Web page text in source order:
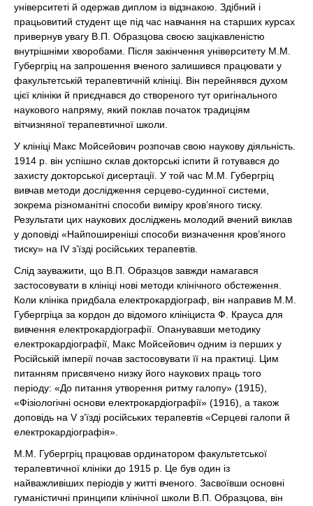
університеті й одержав диплом із відзнакою. Здібний і
працьовитий студент ще під час навчання на старших курсах
привернув увагу В.П. Образцова своєю зацікавленістю
внутрішніми хворобами. Після закінчення університету М.М.
Губергріц на запрошення вченого залишився працювати у
факультетській терапевтичній клініці. Він перейнявся духом
цієї клініки й приєднався до створеного тут оригінального
наукового напряму, який поклав початок традиціям
вітчизняної терапевтичної школи.
У клініці Макс Мойсейович розпочав свою наукову діяльність.
1914 р. він успішно склав докторські іспити й готувався до
захисту докторської дисертації. У той час М.М. Губергріц
вивчав методи дослідження серцево-судинної системи,
зокрема різноманітні способи виміру кров’яного тиску.
Результати цих наукових досліджень молодий вчений виклав
у доповіді «Найпоширеніші способи визначення кров’яного
тиску» на IV з’їзді російських терапевтів.
Слід зауважити, що В.П. Образцов завжди намагався
застосовувати в клініці нові методи клінічного обстеження.
Коли клініка придбала електрокардіограф, він направив М.М.
Губергріца за кордон до відомого клініциста Ф. Крауса для
вивчення електрокардіографії. Опанувавши методику
електрокардіографії, Макс Мойсейович одним із перших у
Російській імперії почав застосовувати її на практиці. Цим
питанням присвячено низку його наукових праць того
періоду: «До питання утворення ритму галопу» (1915),
«Фізіологічні основи електрокардіографії» (1916), а також
доповідь на V з’їзді російських терапевтів «Серцеві галопи й
електрокардіографія».
М.М. Губергріц працював ординатором факультетської
терапевтичної клініки до 1915 р. Це був один із
найважливіших періодів у житті вченого. Засвоївши основні
гуманістичні принципи клінічної школи В.П. Образцова, він